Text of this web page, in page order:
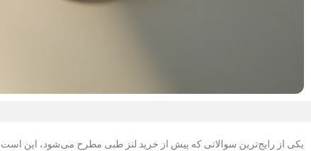
یکی از رایج‌ترین سوالاتی که پیش از خرید لنز طبی مطرح می‌شود، این است